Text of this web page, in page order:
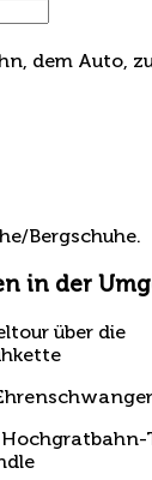
dem Auto,
Bergschuhe.
in der
über die